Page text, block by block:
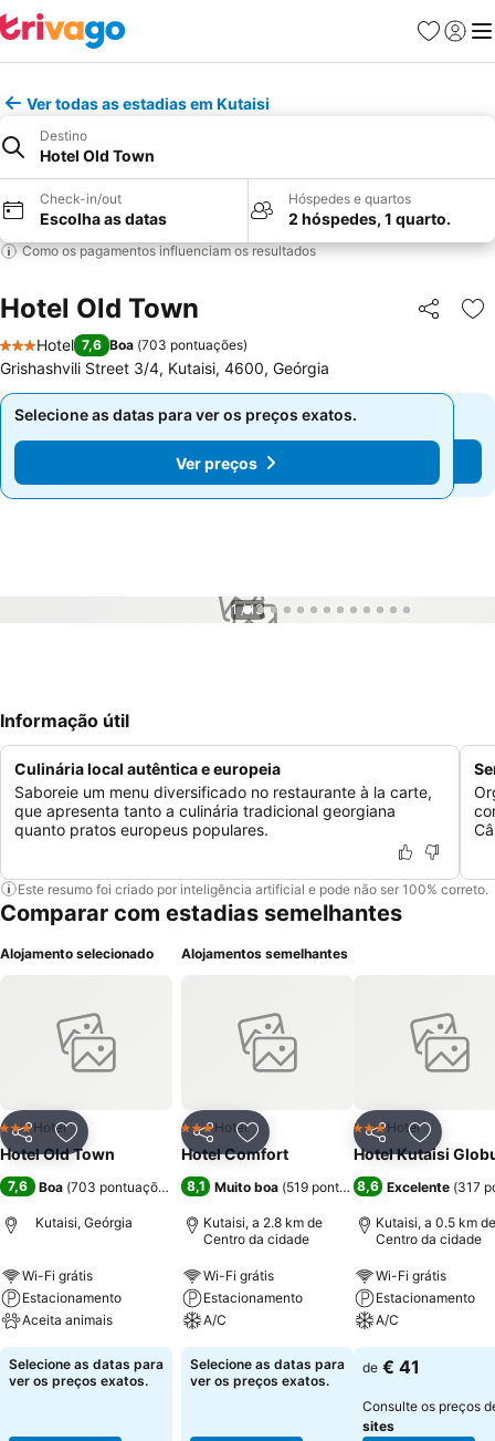
Favoritos
Iniciar
Ver todas as estadias em Kutaisi
Destino
Hotel Old Town
Check-in/out
Escolha as datas
Hóspedes e quartos
2 hóspedes, 1 quarto.
Como os pagamentos influenciam os resultados
Hotel Old Town Partilhar
3 Estrelas
Hotel 7,6 Boa (703 pontuações)
Grishashvili Street 3/4, Kutaisi, 4600, Geórgia
Selecione as datas para ver os preços exatos.
Ver preços
Selecione as datas para ver os preços exatos.
Ver preços
1 / 13
Informação útil
Culinária local autêntica e europeia
Saboreie um menu diversificado no restaurante à la carte,
que apresenta tanto a culinária tradicional georgiana
quanto pratos europeus populares.
Este resumo foi criado por inteligência artificial e pode não ser 100% correto.
Comparar com estadias semelhantes
Alojamento selecionado
PartilharAdicionar aos favoritos
3 Estrelas
Hotel
Hotel Old Town
7,6 Boa (703 pontuações
Kutaisi, Geórgia
Wi-Fi grátis
Estacionamento
Aceita animais
Selecione as datas para
ver os preços exatos.
Alojamentos semelhantes
PartilharAdicionar aos favoritos
3 Estrelas
Hotel
Hotel Comfort
8,1 Muito boa (519 pontuações )
Kutaisi, a 2.8 km de
Centro da cidade
Wi-Fi grátis
Estacionamento
A/C
Selecione as datas para
ver os preços exatos.
Partilhar
3 Estrelas
Hotel
Hotel Kutaisi
8,6 Excelente (317
Kutaisi, a 0.5 km de
Centro da cidade
Wi-Fi grátis
Estacionamento
A/C
de € 41
Consulte os preços
sites